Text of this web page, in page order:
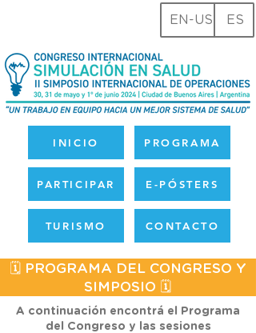
EN-US ES
INICIO
PARTICIPAR
TURISMO
PROGRAMA
E-PÓSTERS
CONTACTO
🗓️ PROGRAMA DEL CONGRESO Y
SIMPOSIO 🗓️
A continuación encontrá el Programa
del Congreso y las sesiones